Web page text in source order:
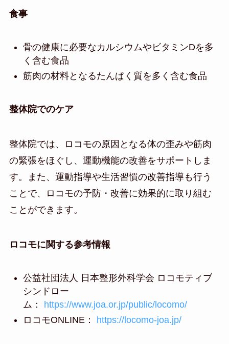
食事
骨の健康に必要なカルシウムやビタミンDを多
く含む食品
筋肉の材料となるたんぱく質を多く含む食品
整体院でのケア
整体院では、ロコモの原因となる体の歪みや筋肉
の緊張をほぐし、運動機能の改善をサポートしま
す。また、運動指導や生活習慣の改善指導も行う
ことで、ロコモの予防・改善に効果的に取り組む
ことができます。
ロコモに関する参考情報
公益社団法人 日本整形外科学会 ロコモティブ
シンドロー
ム： https://www.joa.or.jp/public/locomo/
ロコモONLINE：
https://locomo-joa.jp/